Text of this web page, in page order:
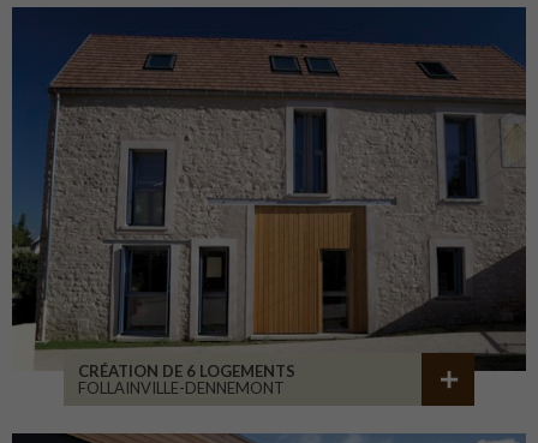
CRÉATION DE 6 LOGEMENTS
FOLLAINVILLE-DENNEMONT